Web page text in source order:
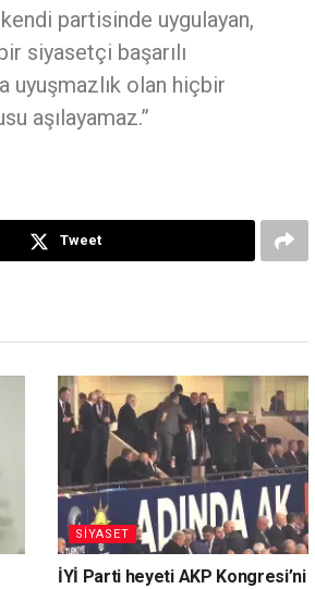
partisinde uygulayan,
siyasetçi başarılı
uyuşmazlık olan hiçbir
aşılayamaz.”
Tweet
SİYASET
İYİ Parti heyeti AKP Kongresi’ni